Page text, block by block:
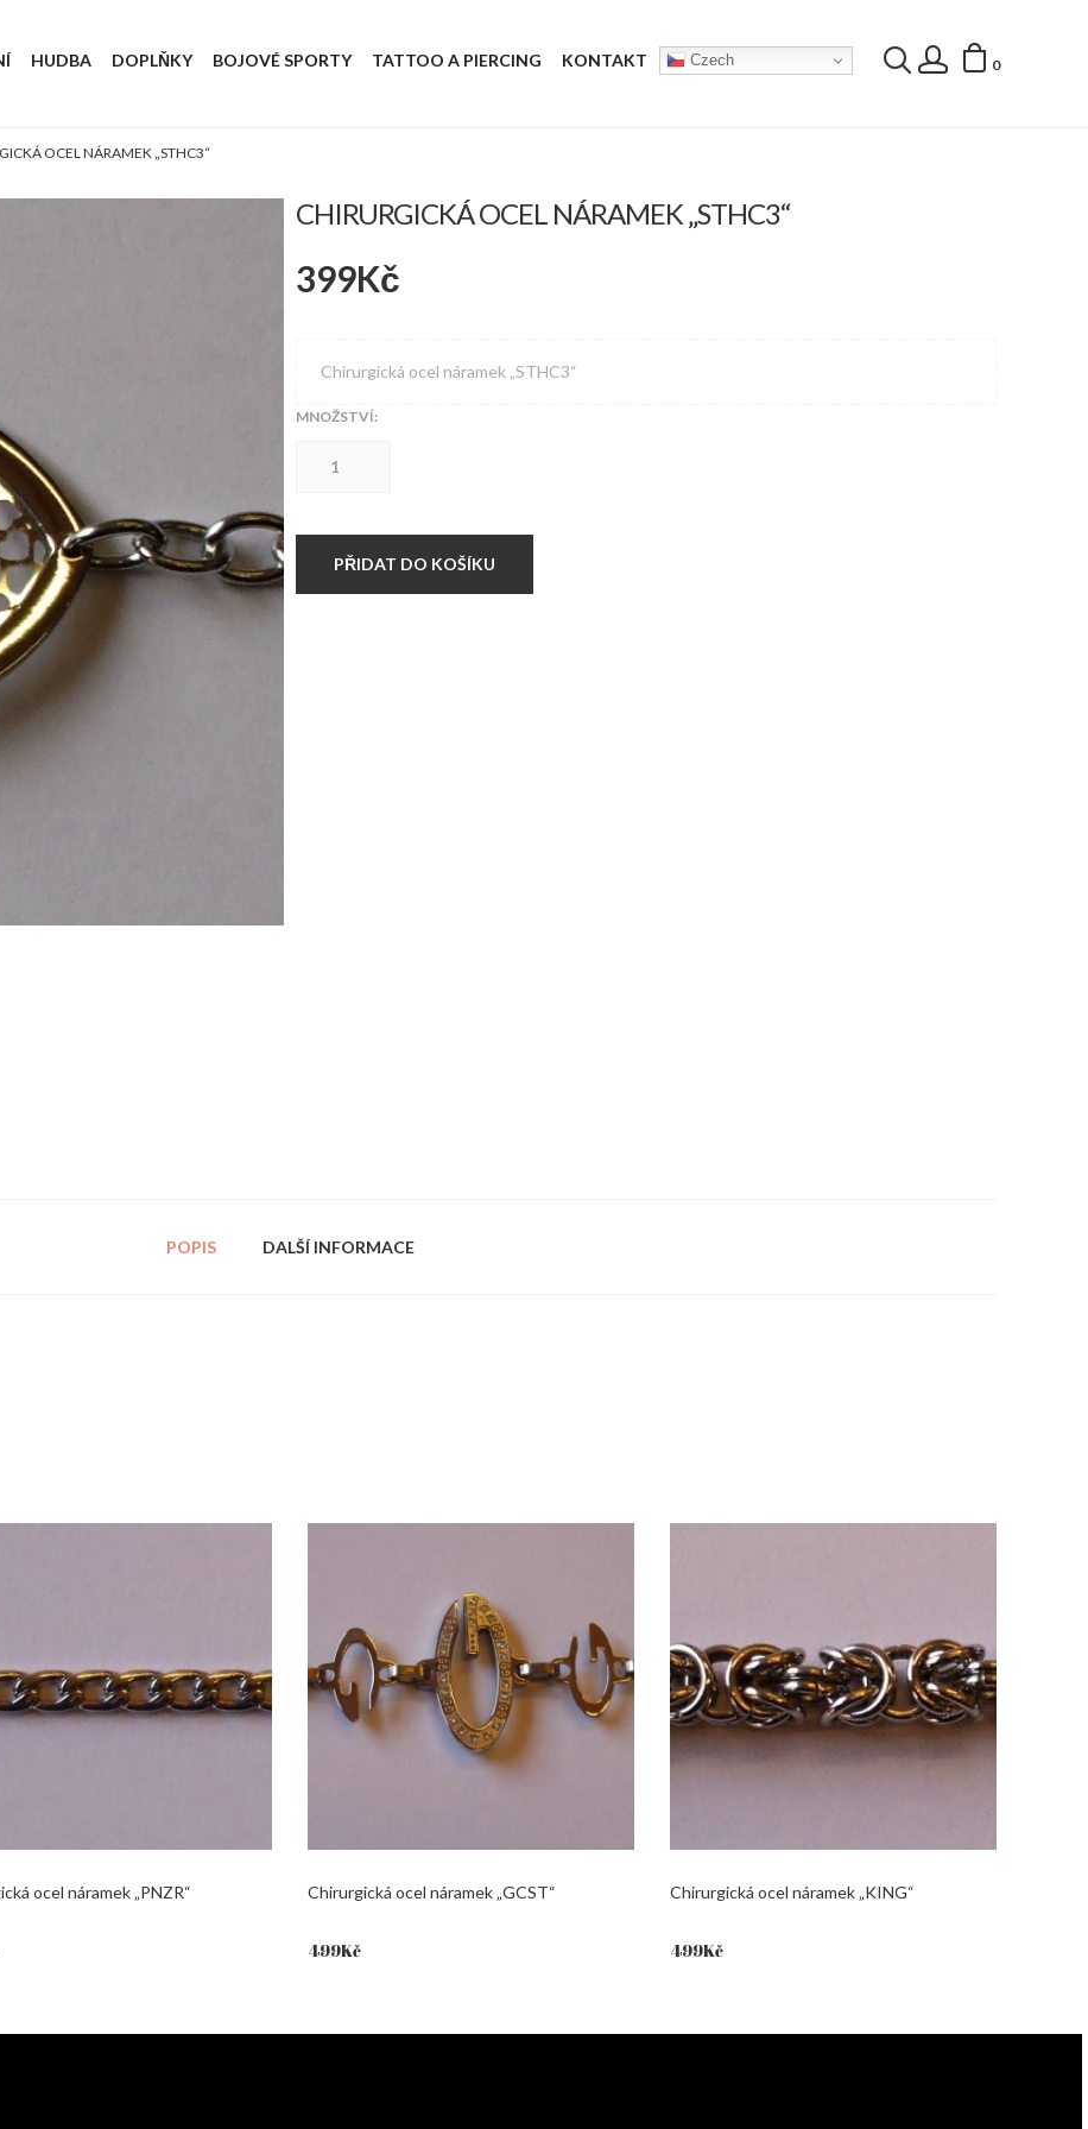
HUDBA DOPLŇKY BOJOVÉ SPORTY TATTOO A PIERCING KONTAKT Czech 0
OCEL NÁRAMEK „STHC3“
CHIRURGICKÁ OCEL NÁRAMEK „STHC3“
399Kč
Chirurgická ocel náramek „STHC3“
MNOŽSTVÍ:
množství
PŘIDAT DO KOŠÍKU
POPIS DALŠÍ INFORMACE
ocel náramek „PNZR“ Chirurgická ocel náramek „GCST“
499Kč
Chirurgická ocel náramek „KING“
499Kč